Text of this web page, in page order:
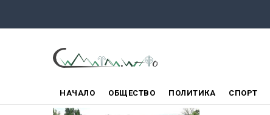
МЕНЮ
НАЧАЛО ОБЩЕСТВО ПОЛИТИКА СПОРТ